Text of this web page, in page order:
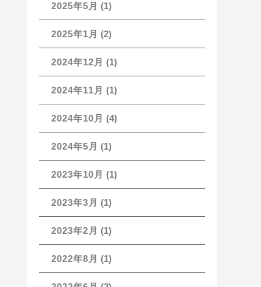
2025年5月 (1)
2025年1月 (2)
2024年12月 (1)
2024年11月 (1)
2024年10月 (4)
2024年5月 (1)
2023年10月 (1)
2023年3月 (1)
2023年2月 (1)
2022年8月 (1)